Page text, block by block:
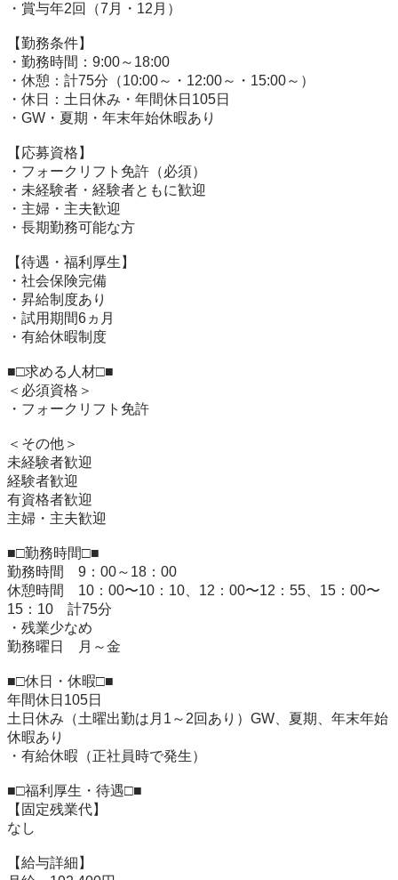
・賞与年2回（7月・12月）
【勤務条件】
・勤務時間：9:00～18:00
・休憩：計75分（10:00～・12:00～・15:00～）
・休日：土日休み・年間休日105日
・GW・夏期・年末年始休暇あり
【応募資格】
・フォークリフト免許（必須）
・未経験者・経験者ともに歓迎
・主婦・主夫歓迎
・長期勤務可能な方
【待遇・福利厚生】
・社会保険完備
・昇給制度あり
・試用期間6ヵ月
・有給休暇制度
■□求める人材□■
＜必須資格＞
・フォークリフト免許
＜その他＞
未経験者歓迎
経験者歓迎
有資格者歓迎
主婦・主夫歓迎
■□勤務時間□■
勤務時間　9：00～18：00
休憩時間　10：00〜10：10、12：00〜12：55、15：00〜
15：10　計75分
・残業少なめ
勤務曜日　月～金
■□休日・休暇□■
年間休日105日
土日休み（土曜出勤は月1～2回あり）GW、夏期、年末年始
休暇あり
・有給休暇（正社員時で発生）
■□福利厚生・待遇□■
【固定残業代】
なし
【給与詳細】